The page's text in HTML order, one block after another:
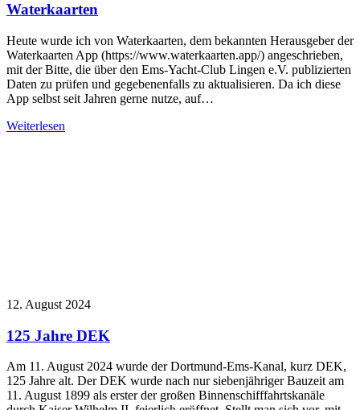
Waterkaarten
Heute wurde ich von Waterkaarten, dem bekannten Herausgeber der
Waterkaarten App (https://www.waterkaarten.app/) angeschrieben,
mit der Bitte, die über den Ems-Yacht-Club Lingen e.V. publizierten
Daten zu prüfen und gegebenenfalls zu aktualisieren. Da ich diese
App selbst seit Jahren gerne nutze, auf…
Weiterlesen
12. August 2024
125 Jahre DEK
Am 11. August 2024 wurde der Dortmund-Ems-Kanal, kurz DEK,
125 Jahre alt. Der DEK wurde nach nur siebenjähriger Bauzeit am
11. August 1899 als erster der großen Binnenschifffahrtskanäle